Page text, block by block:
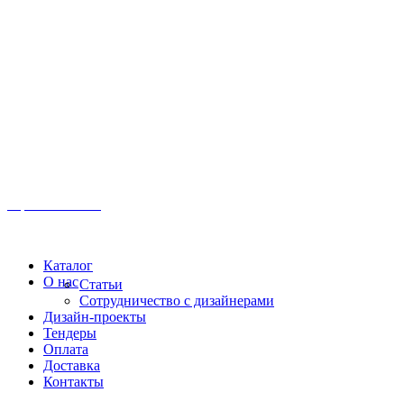
Каталог
О насСтатьи
Сотрудничество с дизайнерами
Дизайн-проекты
Тендеры
Оплата
Доставка
Контакты